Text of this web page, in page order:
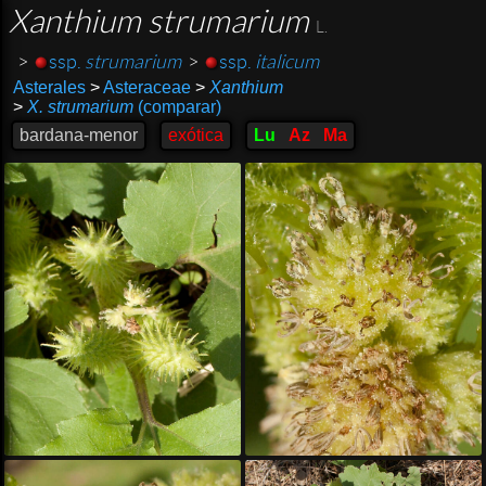
Xanthium strumarium
> ssp. strumarium> ssp. italicum
Asterales >Asteraceae > Xanthium
> X. strumarium(comparar)
bardana-menor
exótica Lu Az Ma